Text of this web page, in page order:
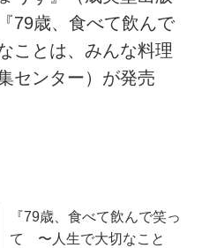
79歳、食べて飲んで
ことは、みんな料理
センター）が発売
『79歳、食べて飲んで笑っ
て 〜人生で大切なこと